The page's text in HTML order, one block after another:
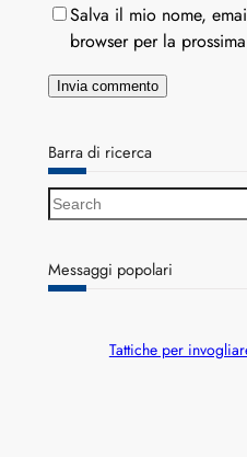
Salva il mio nome,
browser per la
Barra di ricerca
S
e
r
c
Messaggi popolari
Tattiche per